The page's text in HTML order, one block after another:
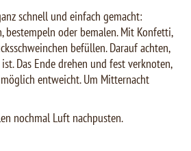
schnell und einfach gemacht:
bestempeln oder bemalen. Mit Konfetti,
befüllen. Darauf achten,
Das Ende drehen und fest verknoten,
entweicht. Um Mitternacht
nochmal Luft nachpusten.